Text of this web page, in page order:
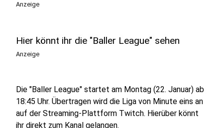
Anzeige
Hier könnt ihr die "Baller League" sehen
Anzeige
Die "Baller League" startet am Montag (22. Januar) ab
18:45 Uhr. Übertragen wird die Liga von Minute eins an
auf der Streaming-Plattform Twitch. Hierüber könnt
ihr direkt zum Kanal gelangen.